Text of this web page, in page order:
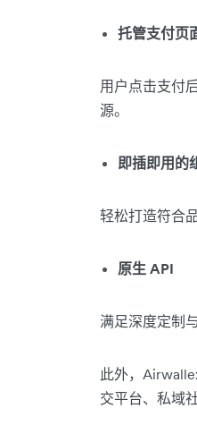
托管支付页
用户点击支付
源。
即插即用的
轻松打造符合
原生 API
满足深度定制
此外，
交平台、私域